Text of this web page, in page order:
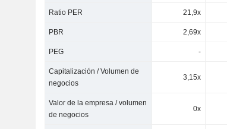
Ratio PER 21,9x
PBR 2,69x
PEG -
Capitalización / Volumen de
negocios
3,15x
Valor de la empresa / volumen
de negocios
0x